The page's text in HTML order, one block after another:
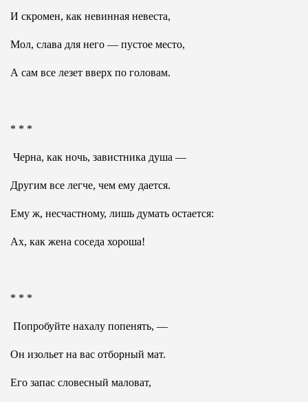
И скромен, как невинная невеста,
Мол, слава для него — пустое место,
А сам все лезет вверх по головам.
* * *
Черна, как ночь, завистника душа —
Другим все легче, чем ему дается.
Ему ж, несчастному, лишь думать остается:
Ах, как жена соседа хороша!
* * *
Попробуйте нахалу попенять, —
Он изольет на вас отборный мат.
Его запас словесный маловат,